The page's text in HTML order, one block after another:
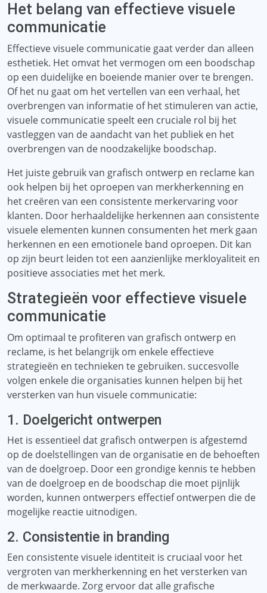
Het belang van effectieve visuele
communicatie
Effectieve visuele communicatie gaat verder dan alleen
esthetiek. Het omvat het vermogen om een ​​boodschap
op een duidelijke en boeiende manier over te brengen.
Of het nu gaat om het vertellen van een verhaal, het
overbrengen van informatie of het stimuleren van actie,
visuele communicatie speelt een cruciale rol bij het
vastleggen van de aandacht van het publiek en het
overbrengen van de noodzakelijke boodschap.
Het juiste gebruik van grafisch ontwerp en reclame kan
ook helpen bij het oproepen van merkherkenning en
het creëren van een consistente merkervaring voor
klanten. Door herhaaldelijke herkennen aan consistente
visuele elementen kunnen consumenten het merk gaan
herkennen en een emotionele band oproepen. Dit kan
op zijn beurt leiden tot een aanzienlijke merkloyaliteit en
positieve associaties met het merk.
Strategieën voor effectieve visuele
communicatie
Om optimaal te profiteren van grafisch ontwerp en
reclame, is het belangrijk om enkele effectieve
strategieën en technieken te gebruiken. succesvolle
volgen enkele die organisaties kunnen helpen bij het
versterken van hun visuele communicatie:
1. Doelgericht ontwerpen
Het is essentieel dat grafisch ontwerpen is afgestemd
op de doelstellingen van de organisatie en de behoeften
van de doelgroep. Door een grondige kennis te hebben
van de doelgroep en de boodschap die moet pijnlijk
worden, kunnen ontwerpers effectief ontwerpen die de
mogelijke reactie uitnodigen.
2. Consistentie in branding
Een consistente visuele identiteit is cruciaal voor het
vergroten van merkherkenning en het versterken van
de merkwaarde. Zorg ervoor dat alle grafische